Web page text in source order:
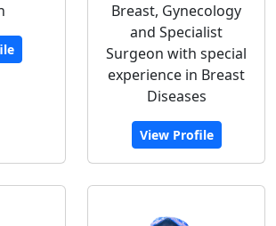
Breast, Gynecology
and Specialist
Surgeon with special
experience in Breast
Diseases
View Profile